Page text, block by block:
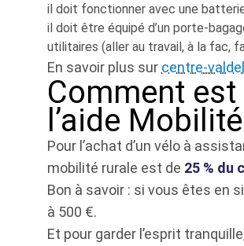
il doit fonctionner avec une
il doit être équipé d’un porte-
utilitaires (aller au travail, à la fac,
En savoir plus sur centre-
Comment
l’aide
Pour l’achat d’un vélo à
mobilité rurale est de 25 % du
Bon à savoir : si vous êtes en
à 500 €.
Et pour garder l’esprit